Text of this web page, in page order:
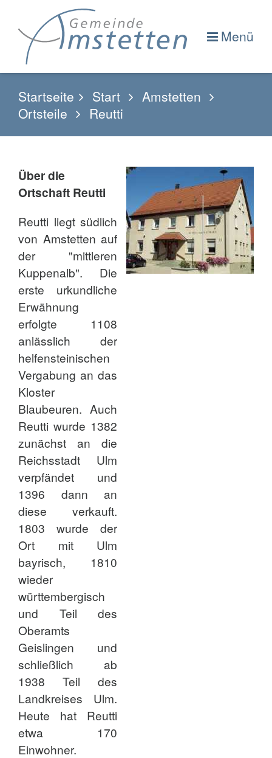
Menü
Startseite Start
Amstetten
Ortsteile
Reutti
Über die
Ortschaft Reutti
Reutti liegt südlich
von Amstetten auf
der "mittleren
Kuppenalb". Die
erste urkundliche
Erwähnung
erfolgte 1108
anlässlich der
helfensteinischen
Vergabung an das
Kloster
Blaubeuren. Auch
Reutti wurde 1382
zunächst an die
Reichsstadt Ulm
verpfändet und
1396 dann an
diese verkauft.
1803 wurde der
Ort mit Ulm
bayrisch, 1810
wieder
württembergisch
und Teil des
Oberamts
Geislingen und
schließlich ab
1938 Teil des
Landkreises Ulm.
Heute hat Reutti
etwa 170
Einwohner.